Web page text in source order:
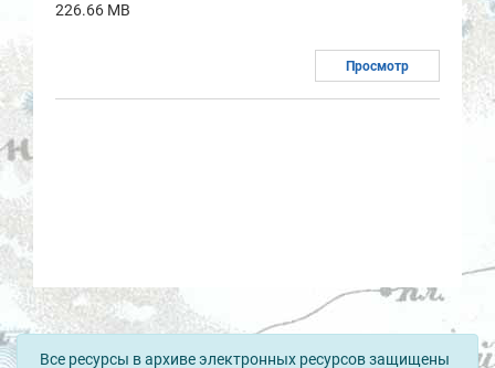
226.66 MB
Просмотр
Все ресурсы в архиве электронных ресурсов защищены